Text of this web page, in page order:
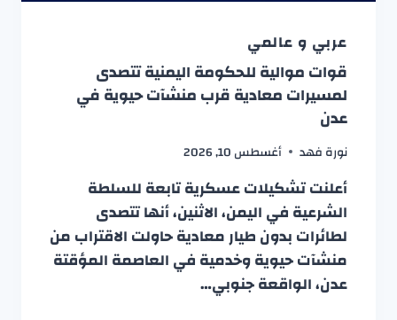
عربي و عالمي
قوات موالية للحكومة اليمنية تتصدى
لمسيرات معادية قرب منشآت حيوية في
عدن
نورة فهد أغسطس 10, 2026
أعلنت تشكيلات عسكرية تابعة للسلطة
الشرعية في اليمن، الاثنين، أنها تتصدى
لطائرات بدون طيار معادية حاولت الاقتراب من
منشآت حيوية وخدمية في العاصمة المؤقتة
عدن، الواقعة جنوبي…